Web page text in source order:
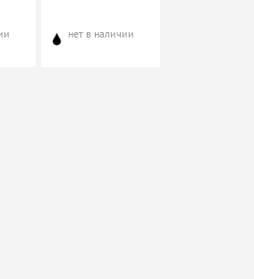
нет в наличии